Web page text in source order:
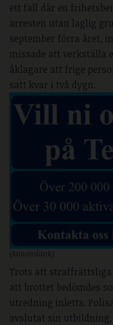
ett fall där en
arresten utan laglig
september förra året,
missade att verkställa
åklagare att frige
satt kvar i två dygn.
(Annonslänk)
Trots att straffrättsliga
att brottet bedömdes
utredning inletts.
avslutat sin